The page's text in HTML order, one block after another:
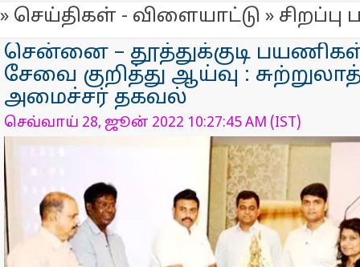
» செய்திகள் - விளையாட்டு » சிறப்பு
சென்னை – தூத்துக்குடி
சேவை குறித்து ஆய்வு :
அமைச்சர் தகவல்
செவ்வாய் 28, ஜூன் 2022 10:27:45 AM (IST)